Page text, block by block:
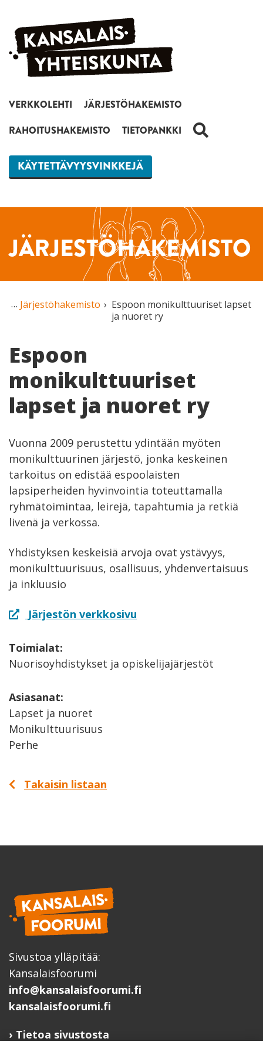
Siirry sisältöön
VERKKOLEHTI
JÄRJESTÖHAKEMISTO
RAHOITUSHAKEMISTO
TIETOPANKKI HAKU
KÄYTETTÄVYYSVINKKEJÄ
JÄRJESTÖHAKEMISTO
Järjestöhakemisto
Espoon monikulttuuriset lapset
ja nuoret ry
Espoon
monikulttuuriset
lapset ja nuoret ry
Vuonna 2009 perustettu ydintään myöten
monikulttuurinen järjestö, jonka keskeinen
tarkoitus on edistää espoolaisten
lapsiperheiden hyvinvointia toteuttamalla
ryhmätoimintaa, leirejä, tapahtumia ja retkiä
livenä ja verkossa.
Yhdistyksen keskeisiä arvoja ovat ystävyys,
monikulttuurisuus, osallisuus, yhdenvertaisuus
ja inkluusio
Järjestön verkkosivu
Toimialat:
Nuorisoyhdistykset ja opiskelijajärjestöt
Asiasanat:
Lapset ja nuoret
Monikulttuurisuus
Perhe
Takaisin listaan
Sivustoa ylläpitää:
Kansalaisfoorumi
info@kansalaisfoorumi.fi
kansalaisfoorumi.fi
Tietoa sivustosta